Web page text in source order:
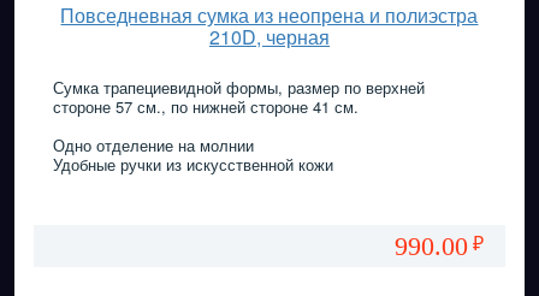
Повседневная сумка из неопрена и полиэстра
210D, черная
Сумка трапециевидной формы, размер по верхней
стороне 57 см., по нижней стороне 41 см.
Одно отделение на молнии
Удобные ручки из искусственной кожи
990.00 ₽